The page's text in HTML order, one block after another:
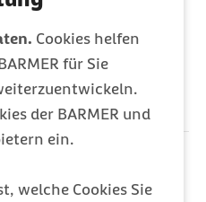
Cookies helfen
für Sie
der BARMER und
ein.
welche Cookies Sie
GKV-
zum Pflegepersonal-